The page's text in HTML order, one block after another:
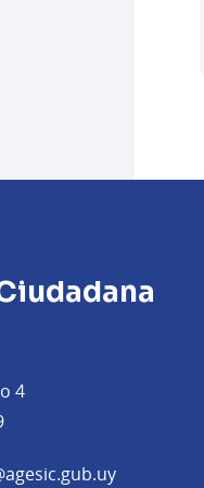
4
(Abrir en